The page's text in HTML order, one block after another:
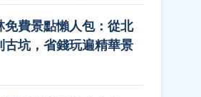
免費景點懶人包：從北
古坑，省錢玩遍精華景